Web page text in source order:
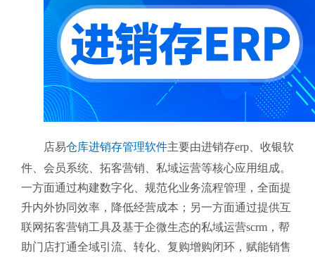
店易仓库进销存管理软件主要由进销存erp、收银软
件、会员系统、拓客营销、私域运营等核心应用组成。
一方面通过构建数字化、规范化业务流程管理，全面提
升内外协同效率，降低经营成本；另一方面通过提供互
联网拓客营销工具及基于企微生态的私域运营scrm，帮
助门店打通全域引流、转化、复购增购闭环，赋能销售